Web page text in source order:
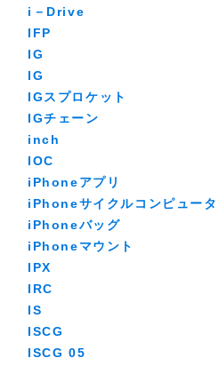
i－Drive
IFP
IG
IG
IGスプロケット
IGチェーン
inch
IOC
iPhoneアプリ
iPhoneサイクルコンピュータ
iPhoneバッグ
iPhoneマウント
IPX
IRC
IS
ISCG
ISCG 05